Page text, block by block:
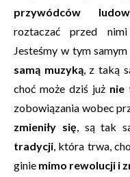
przywódców
roztaczać przed
Jesteśmy w tym samym
samą muzyką, z taką
choć może dziś już nie
zobowiązania wobec
zmieniły się, są tak
tradycji, która trwa,
ginie mimo rewolucji i